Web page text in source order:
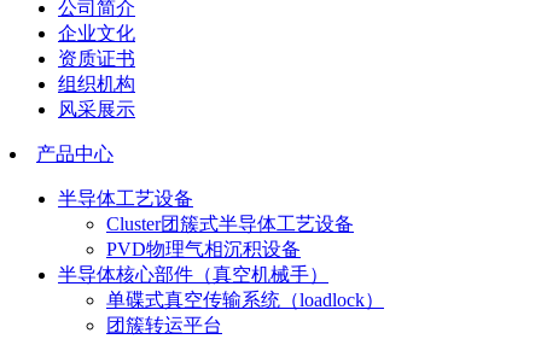
公司简介
企业文化
资质证书
组织机构
风采展示
产品中心
半导体工艺设备
Cluster团簇式半导体工艺设备
PVD物理气相沉积设备
半导体核心部件（真空机械手）
单碟式真空传输系统（loadlock）
团簇转运平台